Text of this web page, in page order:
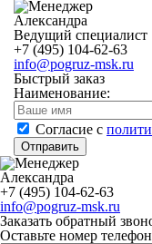
Александра
Ведущий специалист
+7 (495) 104-62-63
info@pogruz-msk.ru
Быстрый заказ
Наименование:
Cогласие с
Отправить
Александра
+7 (495) 104-62-63
info@pogruz-msk.ru
Заказать обратный
Оставьте номер